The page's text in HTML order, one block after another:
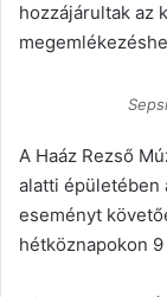
hozzájárultak az
A Haáz Rezső
alatti épületében
eseményt
hétköznapokon